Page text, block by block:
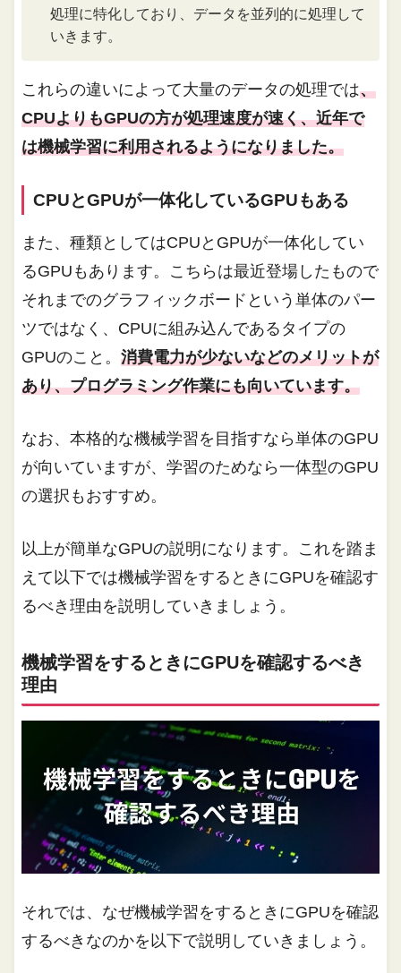
処理に特化しており、データを並列的に処理して
いきます。
これらの違いによって大量のデータの処理では、
CPUよりもGPUの方が処理速度が速く、近年で
は機械学習に利用されるようになりました。
CPUとGPUが一体化しているGPUもある
また、種類としてはCPUとGPUが一体化してい
るGPUもあります。こちらは最近登場したもので
それまでのグラフィックボードという単体のパー
ツではなく、CPUに組み込んであるタイプの
GPUのこと。消費電力が少ないなどのメリットが
あり、プログラミング作業にも向いています。
なお、本格的な機械学習を目指すなら単体のGPU
が向いていますが、学習のためなら一体型のGPU
の選択もおすすめ。
以上が簡単なGPUの説明になります。これを踏ま
えて以下では機械学習をするときにGPUを確認す
るべき理由を説明していきましょう。
機械学習をするときにGPUを確認するべき
理由
それでは、なぜ機械学習をするときにGPUを確認
するべきなのかを以下で説明していきましょう。